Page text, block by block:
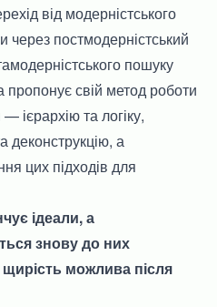
від модерністського
через постмодерністський
пошуку
свій метод роботи
ієрархію та логіку,
деконструкцію, а
цих підходів для
ідеали, а
знову до них
можлива після